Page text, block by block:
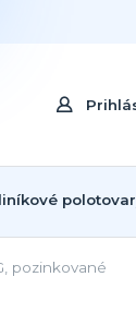
pozinkované